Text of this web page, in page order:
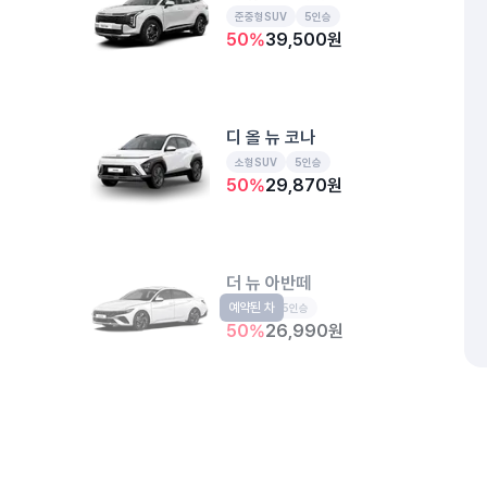
준중형SUV 5인승
50%39,500원
디 올 뉴 코나
소형SUV 5인승
50%29,870원
더 뉴 아반떼
준중형 5인승
50%26,990원
예약된 차